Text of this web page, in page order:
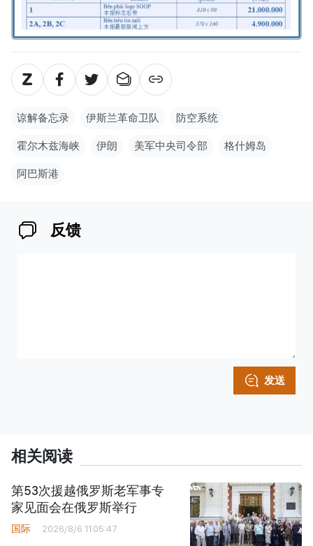
谅解备忘录 伊斯兰革命卫队 防空系统
霍尔木兹海峡 伊朗 美军中央司令部 格什姆岛
阿巴斯港
反馈
发送
相关阅读
第53次援越俄罗斯老军事专
家见面会在俄罗斯举行
国际 2026/8/6 11:05:47